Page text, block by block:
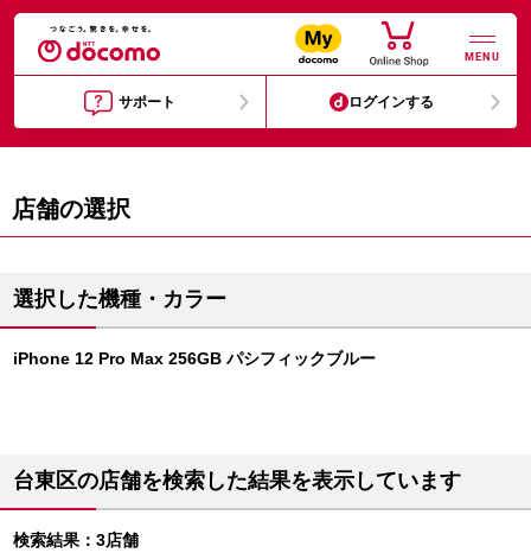
MENU
サポート ログインする
店舗の選択
選択した機種・カラー
iPhone 12 Pro Max 256GB パシフィックブルー
台東区の店舗を検索した結果を表示しています
検索結果：3店舗